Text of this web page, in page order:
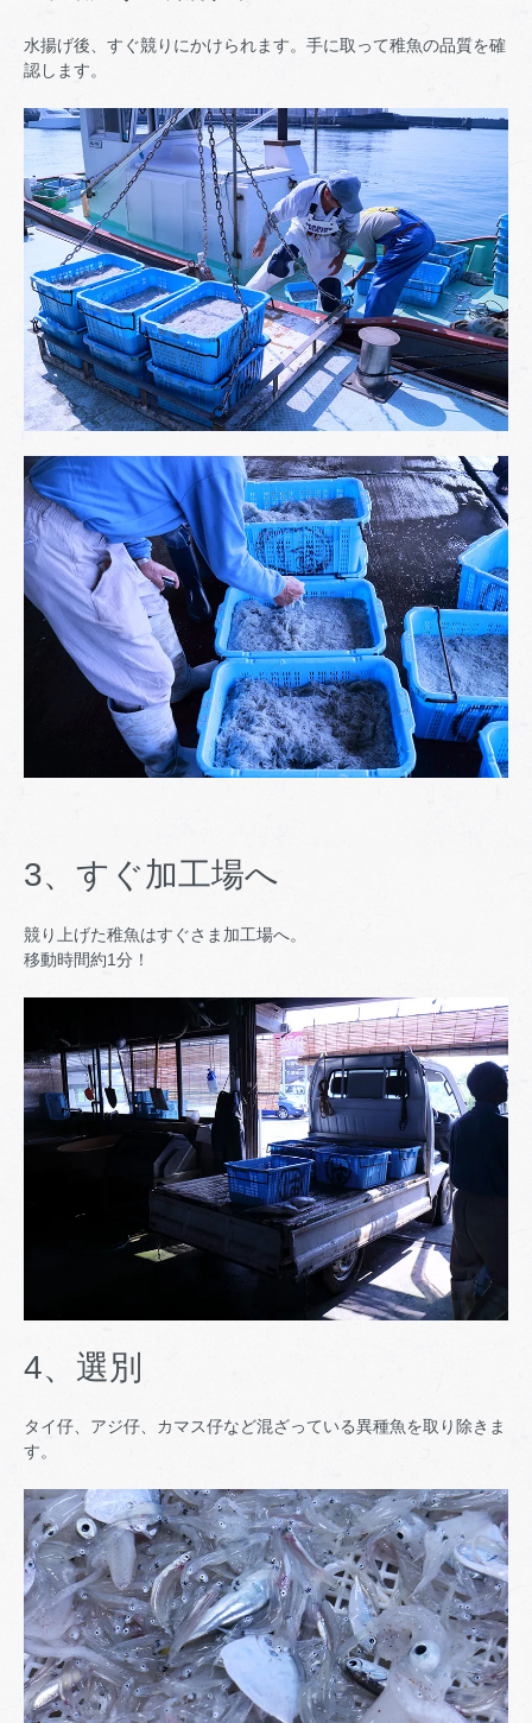
水揚げ後、すぐ競りにかけられます。手に取って稚魚の品質を確
認します。
3、すぐ加工場へ
競り上げた稚魚はすぐさま加工場へ。
移動時間約1分！
4、選別
タイ仔、アジ仔、カマス仔など混ざっている異種魚を取り除きま
す。